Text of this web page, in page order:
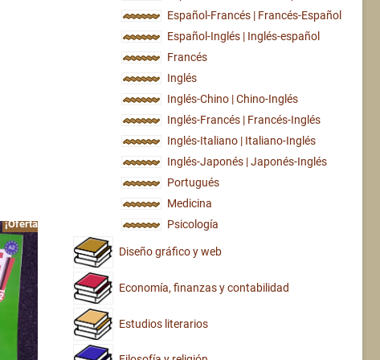
¡Oferta!
Español-Francés | Francés-Español
Español-Inglés | Inglés-español
Francés
Inglés
Inglés-Chino | Chino-Inglés
Inglés-Francés | Francés-Inglés
Inglés-Italiano | Italiano-Inglés
Inglés-Japonés | Japonés-Inglés
Portugués
Medicina
Psicología
Diseño gráfico y web
Economía, finanzas y contabilidad
Estudios literarios